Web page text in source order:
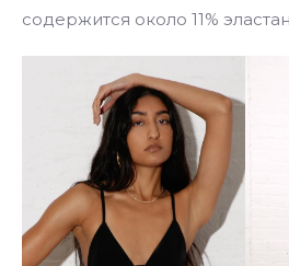
содержится около 11%